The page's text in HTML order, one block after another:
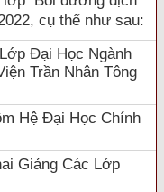
cụ thể như sau:
Đại Học Ngành
Trần Nhân Tông
Hệ Đại Học Chính
Giảng Các Lớp